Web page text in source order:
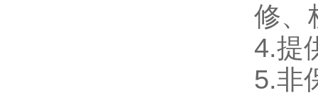
修、
4.提
5.非